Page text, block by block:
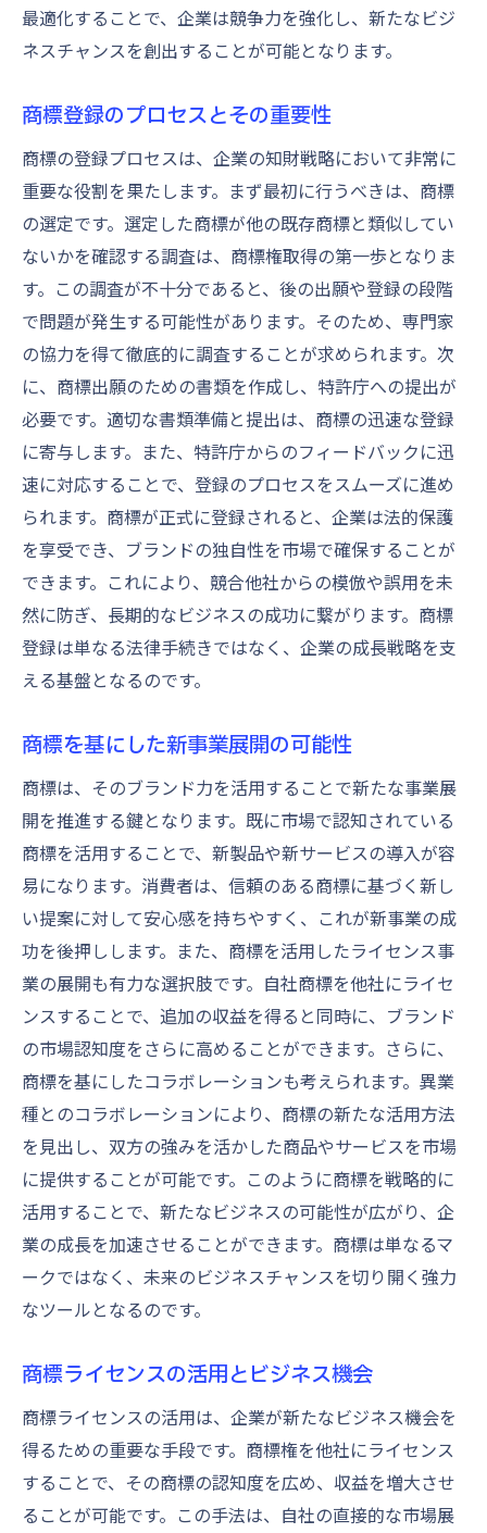
最適化することで、企業は競争力を強化し、新たなビジ
ネスチャンスを創出することが可能となります。
商標登録のプロセスとその重要性
商標の登録プロセスは、企業の知財戦略において非常に
重要な役割を果たします。まず最初に行うべきは、商標
の選定です。選定した商標が他の既存商標と類似してい
ないかを確認する調査は、商標権取得の第一歩となりま
す。この調査が不十分であると、後の出願や登録の段階
で問題が発生する可能性があります。そのため、専門家
の協力を得て徹底的に調査することが求められます。次
に、商標出願のための書類を作成し、特許庁への提出が
必要です。適切な書類準備と提出は、商標の迅速な登録
に寄与します。また、特許庁からのフィードバックに迅
速に対応することで、登録のプロセスをスムーズに進め
られます。商標が正式に登録されると、企業は法的保護
を享受でき、ブランドの独自性を市場で確保することが
できます。これにより、競合他社からの模倣や誤用を未
然に防ぎ、長期的なビジネスの成功に繋がります。商標
登録は単なる法律手続きではなく、企業の成長戦略を支
える基盤となるのです。
商標を基にした新事業展開の可能性
商標は、そのブランド力を活用することで新たな事業展
開を推進する鍵となります。既に市場で認知されている
商標を活用することで、新製品や新サービスの導入が容
易になります。消費者は、信頼のある商標に基づく新し
い提案に対して安心感を持ちやすく、これが新事業の成
功を後押しします。また、商標を活用したライセンス事
業の展開も有力な選択肢です。自社商標を他社にライセ
ンスすることで、追加の収益を得ると同時に、ブランド
の市場認知度をさらに高めることができます。さらに、
商標を基にしたコラボレーションも考えられます。異業
種とのコラボレーションにより、商標の新たな活用方法
を見出し、双方の強みを活かした商品やサービスを市場
に提供することが可能です。このように商標を戦略的に
活用することで、新たなビジネスの可能性が広がり、企
業の成長を加速させることができます。商標は単なるマ
ークではなく、未来のビジネスチャンスを切り開く強力
なツールとなるのです。
商標ライセンスの活用とビジネス機会
商標ライセンスの活用は、企業が新たなビジネス機会を
得るための重要な手段です。商標権を他社にライセンス
することで、その商標の認知度を広め、収益を増大させ
ることが可能です。この手法は、自社の直接的な市場展